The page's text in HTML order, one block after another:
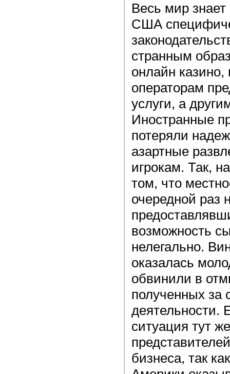
Весь мир
США
странным
онлайн
операторам
услуги, а
Иностранные
потеряли
азартные
игрокам. Так,
том, что
очередной раз
возможность
нелегально.
оказалась
обвинили в
полученных за
деятельности.
ситуация тут
бизнеса, так